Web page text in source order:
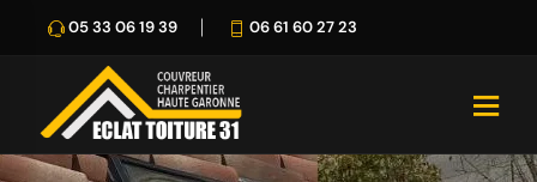
05 33 06 19 39 06 61 60 27 23